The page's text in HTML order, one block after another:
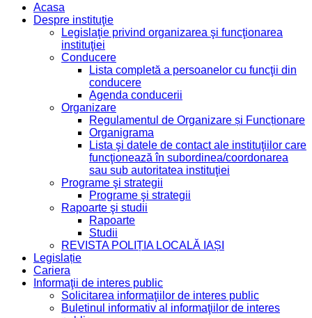
Acasa
Despre instituţie
Legislaţie privind organizarea şi funcţionarea
instituţiei
Conducere
Lista completă a persoanelor cu funcţii din
conducere
Agenda conducerii
Organizare
Regulamentul de Organizare și Funcționare
Organigrama
Lista şi datele de contact ale instituţiilor care
funcţionează în subordinea/coordonarea
sau sub autoritatea instituţiei
Programe şi strategii
Programe şi strategii
Rapoarte şi studii
Rapoarte
Studii
REVISTA POLIȚIA LOCALĂ IAȘI
Legislație
Cariera
Informaţii de interes public
Solicitarea informaţiilor de interes public
Buletinul informativ al informaţiilor de interes